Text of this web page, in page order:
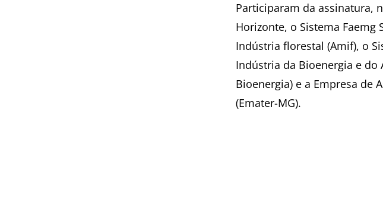
Participaram da assinatura,
Horizonte, o Sistema Faemg
Indústria florestal (Amif), o
Indústria da Bioenergia e do
Bioenergia) e a Empresa de
(Emater-MG).